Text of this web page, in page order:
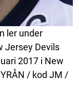
ler under
Jersey Devils
2017 i New
/ kod JM /